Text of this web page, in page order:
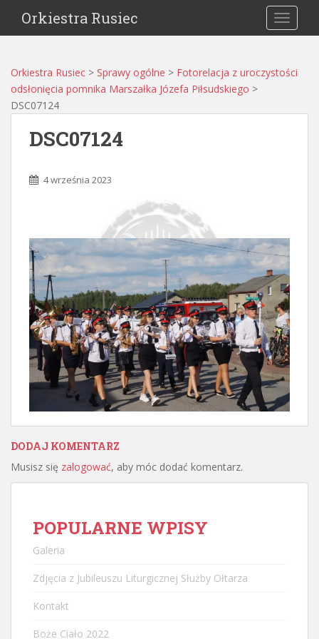
Orkiestra Rusiec
Orkiestra Rusiec > Sprawy ogólne > Fotorelacja z uroczystości
odsłonięcia pomnika Marszałka Józefa Piłsudskiego >
DSC07124
DSC07124
4 września 2023
DODAJ KOMENTARZ
Musisz się zalogować, aby móc dodać komentarz.
POPULARNE WPISY
Galeria
Zdjęcia z Jubileuszu Liturgicznej Służby Ołtarza
Kontakt
Boże Ciało 2022